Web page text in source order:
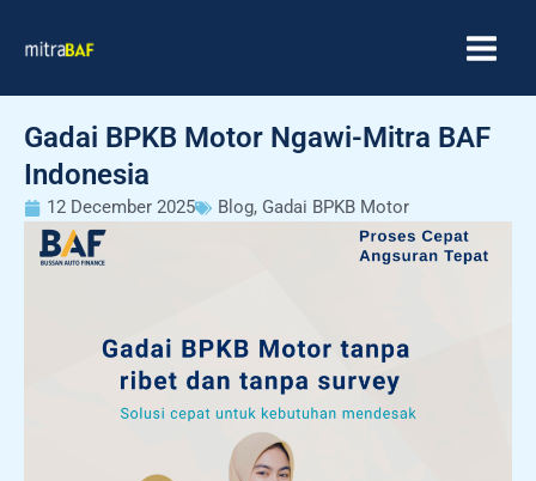
Gadai BPKB Motor Ngawi-Mitra BAF
Indonesia
12 December 2025 Blog, Gadai BPKB Motor